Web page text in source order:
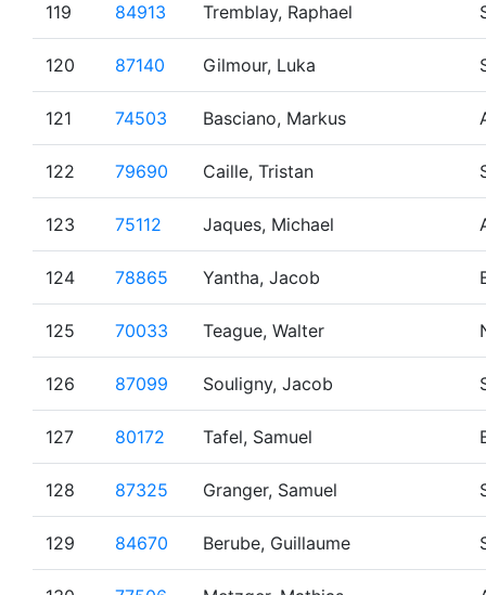
119 84913 Tremblay, Raphael
120 87140 Gilmour, Luka
121 74503 Basciano, Markus
122 79690 Caille, Tristan
123 75112 Jaques, Michael
124 78865 Yantha, Jacob
125 70033 Teague, Walter
126 87099 Souligny, Jacob
127 80172 Tafel, Samuel
128 87325 Granger, Samuel
129 84670 Berube, Guillaume